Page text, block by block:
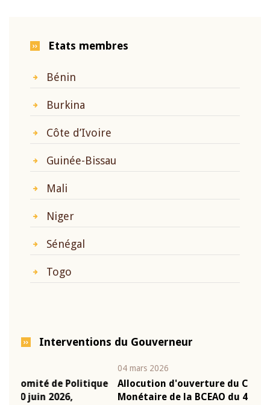
Etats membres
Bénin
Burkina
Côte d’Ivoire
Guinée-Bissau
Mali
Niger
Sénégal
Togo
Interventions du Gouverneur
Allocution d'ouverture du Comité de Politique
Monétaire de la BCEAO du 4 mars 2026,